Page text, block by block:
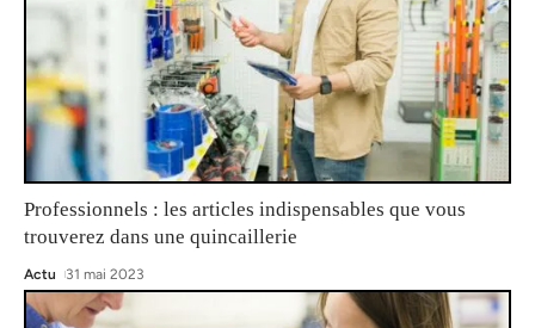
Professionnels : les articles indispensables que vous
trouverez dans une quincaillerie
Actu 31 mai 2023